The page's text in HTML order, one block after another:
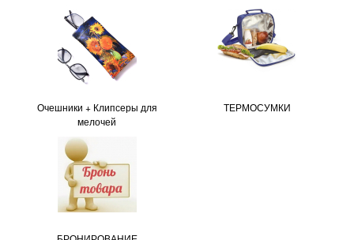
Очешники + Клипсеры для
мелочей
ТЕРМОСУМКИ